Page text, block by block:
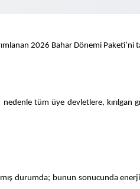
2026 Bahar Dönemi Paketi’ni
tüm üye devletlere, kırılgan
durumda; bunun sonucunda